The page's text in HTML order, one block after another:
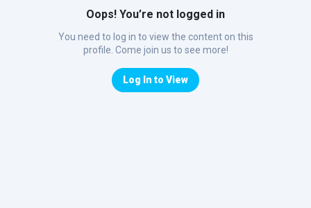
Oops! You’re not logged in
You need to log in to view the content on this
profile. Come join us to see more!
Log In to View